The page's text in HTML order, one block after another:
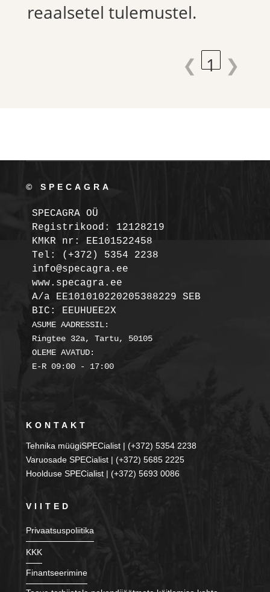
reaalsetel tulemustel.
❮ 1 ❯
© SPECAGRA
SPECAGRA OÜ
Registrikood: 12128219
KMKR nr: EE101522458
Tel: (+372) 5354 2238
info@specagra.ee
A/a EE101010220205388229 SEB
BIC: EEUHUEE2X
ASUME AADRESSIL:
Ringtee 32a, Tartu, 50105
OLEME AVATUD:
E-R 09:00 - 17:00
KONTAKT
Tehnika müügiSPECialist | (+372) 5354 2238
Varuosade SPECialist | (+372) 5685 2225
Hoolduse SPECialist | (+372) 5693 0086
VIITED
Privaatsuspoliitika
KKK
Finantseerimine